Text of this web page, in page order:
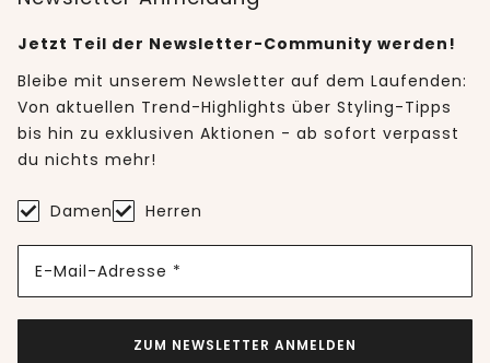
Jetzt Teil der Newsletter-Community werden!
Bleibe mit unserem Newsletter auf dem Laufenden:
Von aktuellen Trend-Highlights über Styling-Tipps
bis hin zu exklusiven Aktionen - ab sofort verpasst
du nichts mehr!
Damen Herren
E-Mail-Adresse *
ZUM NEWSLETTER ANMELDEN